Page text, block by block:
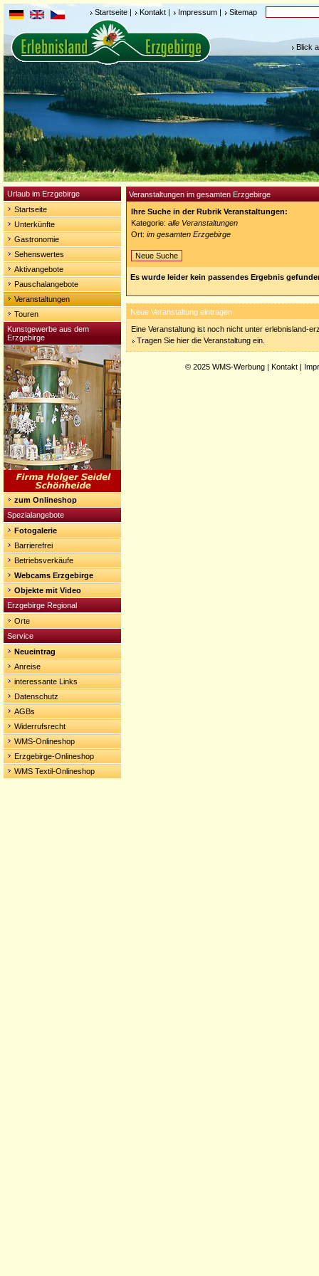
Startseite | Kontakt | Impressum | Sitemap
Blick
Urlaub im Erzgebirge
Startseite
Unterkünfte
Gastronomie
Sehenswertes
Aktivangebote
Pauschalangebote
Veranstaltungen
Touren
Kunstgewerbe aus dem
Erzgebirge
zum Onlineshop
Spezialangebote
Fotogalerie
Barrierefrei
Betriebsverkäufe
Webcams Erzgebirge
Objekte mit Video
Erzgebirge Regional
Orte
Service
Neueintrag
Anreise
interessante Links
Datenschutz
AGBs
Widerrufsrecht
WMS-Onlineshop
Erzgebirge-Onlineshop
WMS Textil-Onlineshop
Veranstaltungen im gesamten Erzgebirge
Ihre Suche in der Rubrik Veranstaltungen:
Kategorie: alle Veranstaltungen
Ort: im gesamten Erzgebirge
Neue Suche
Es wurde leider kein passendes Ergebnis
Neue Veranstaltung eintragen
Eine Veranstaltung ist noch nicht unter erlebnisland-
Tragen Sie hier die Veranstaltung ein.
© 2025 WMS-Werbung | Kontakt |